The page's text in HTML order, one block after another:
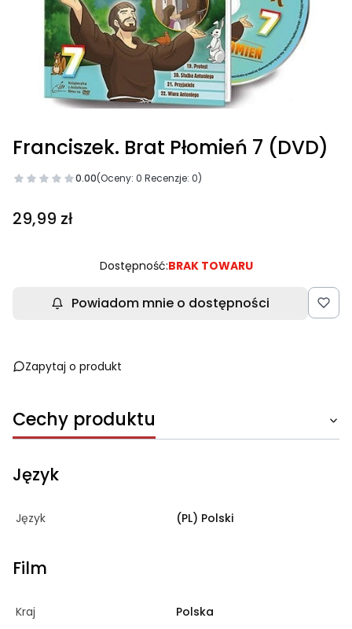
Franciszek. Brat Płomień 7 (DVD)
0.00(Oceny: 0 Recenzje: 0)
Cena
29,99 zł
Dostępność:BRAK TOWARU
Powiadom mnie o dostępności
Zapytaj o produkt
Cechy produktu
Język
Język (PL) Polski
Film
Kraj
Polska